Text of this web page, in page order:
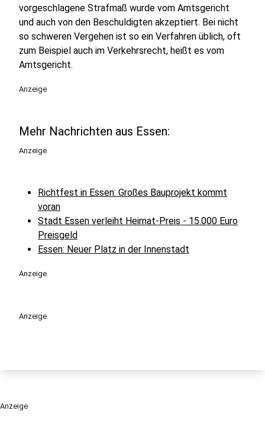
vorgeschlagene Strafmaß wurde vom Amtsgericht
und auch von den Beschuldigten akzeptiert. Bei nicht
so schweren Vergehen ist so ein Verfahren üblich, oft
zum Beispiel auch im Verkehrsrecht, heißt es vom
Amtsgericht.
Anzeige
Mehr Nachrichten aus Essen:
Anzeige
Richtfest in Essen: Großes Bauprojekt kommt
voran
Stadt Essen verleiht Heimat-Preis - 15.000 Euro
Preisgeld
Essen: Neuer Platz in der Innenstadt
Anzeige
Anzeige
Anzeige